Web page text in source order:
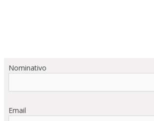
Nominativo
Email